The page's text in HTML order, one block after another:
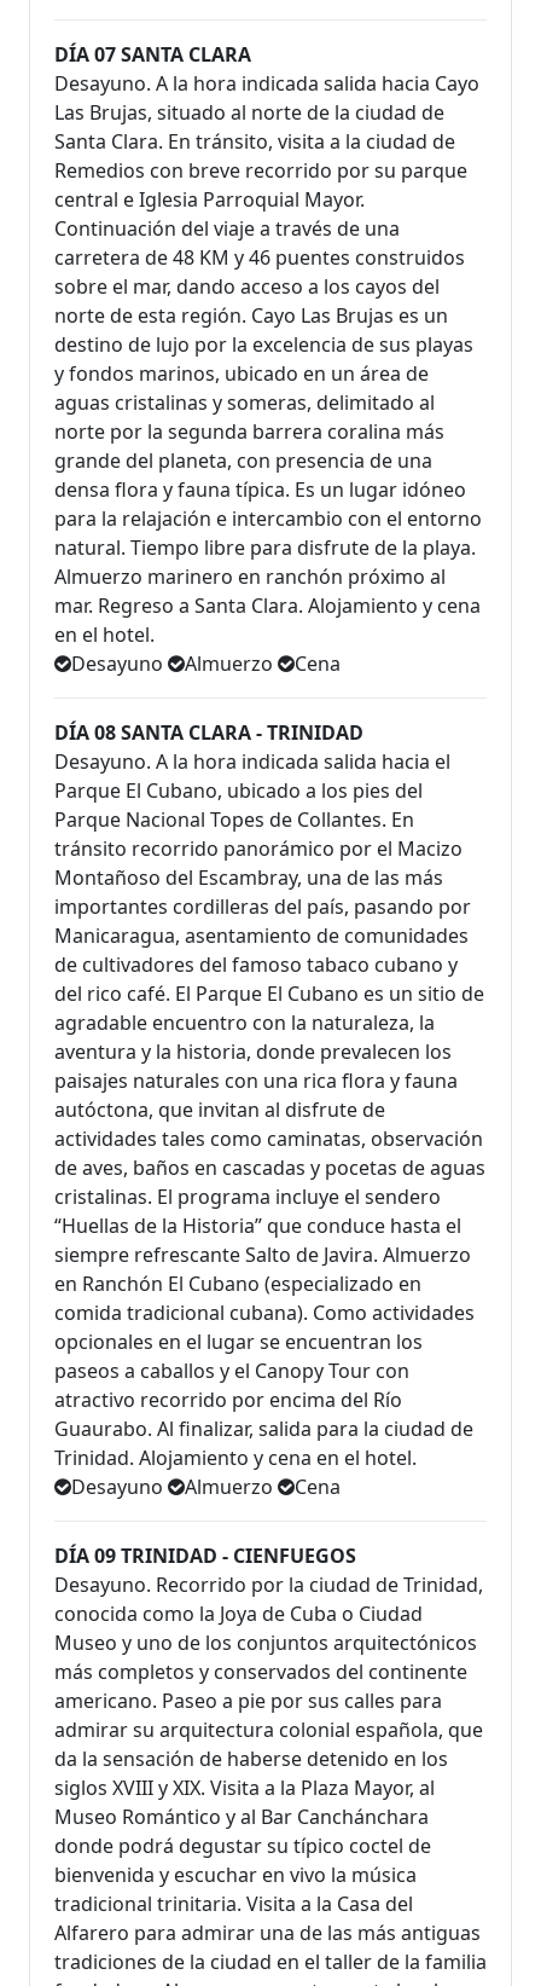
DÍA 07 SANTA CLARA
Desayuno. A la hora indicada salida hacia Cayo
Las Brujas, situado al norte de la ciudad de
Santa Clara. En tránsito, visita a la ciudad de
Remedios con breve recorrido por su parque
central e Iglesia Parroquial Mayor.
Continuación del viaje a través de una
carretera de 48 KM y 46 puentes construidos
sobre el mar, dando acceso a los cayos del
norte de esta región. Cayo Las Brujas es un
destino de lujo por la excelencia de sus playas
y fondos marinos, ubicado en un área de
aguas cristalinas y someras, delimitado al
norte por la segunda barrera coralina más
grande del planeta, con presencia de una
densa flora y fauna típica. Es un lugar idóneo
para la relajación e intercambio con el entorno
natural. Tiempo libre para disfrute de la playa.
Almuerzo marinero en ranchón próximo al
mar. Regreso a Santa Clara. Alojamiento y cena
en el hotel.
Desayuno
Almuerzo Cena
DÍA 08 SANTA CLARA - TRINIDAD
Desayuno. A la hora indicada salida hacia el
Parque El Cubano, ubicado a los pies del
Parque Nacional Topes de Collantes. En
tránsito recorrido panorámico por el Macizo
Montañoso del Escambray, una de las más
importantes cordilleras del país, pasando por
Manicaragua, asentamiento de comunidades
de cultivadores del famoso tabaco cubano y
del rico café. El Parque El Cubano es un sitio de
agradable encuentro con la naturaleza, la
aventura y la historia, donde prevalecen los
paisajes naturales con una rica flora y fauna
autóctona, que invitan al disfrute de
actividades tales como caminatas, observación
de aves, baños en cascadas y pocetas de aguas
cristalinas. El programa incluye el sendero
“Huellas de la Historia” que conduce hasta el
siempre refrescante Salto de Javira. Almuerzo
en Ranchón El Cubano (especializado en
comida tradicional cubana). Como actividades
opcionales en el lugar se encuentran los
paseos a caballos y el Canopy Tour con
atractivo recorrido por encima del Río
Guaurabo. Al finalizar, salida para la ciudad de
Trinidad. Alojamiento y cena en el hotel.
Desayuno
Almuerzo Cena
DÍA 09 TRINIDAD - CIENFUEGOS
Desayuno. Recorrido por la ciudad de Trinidad,
conocida como la Joya de Cuba o Ciudad
Museo y uno de los conjuntos arquitectónicos
más completos y conservados del continente
americano. Paseo a pie por sus calles para
admirar su arquitectura colonial española, que
da la sensación de haberse detenido en los
siglos XVIII y XIX. Visita a la Plaza Mayor, al
Museo Romántico y al Bar Canchánchara
donde podrá degustar su típico coctel de
bienvenida y escuchar en vivo la música
tradicional trinitaria. Visita a la Casa del
Alfarero para admirar una de las más antiguas
tradiciones de la ciudad en el taller de la familia